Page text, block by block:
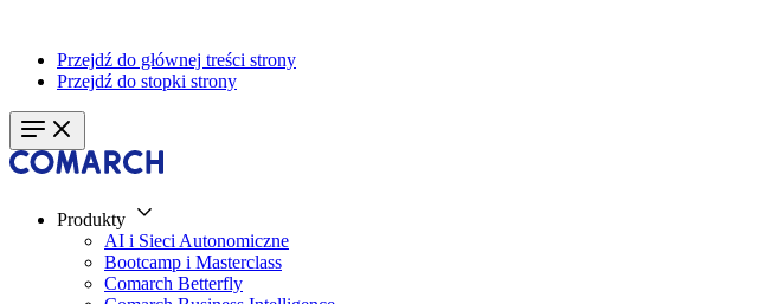
Przejdź do głównej treści strony
Przejdź do stopki strony
Produkty
AI i Sieci Autonomiczne
Bootcamp i Masterclass
Comarch Betterfly